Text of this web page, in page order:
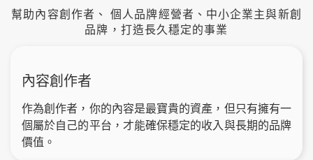
幫助內容創作者、 個人品牌經營者、中小企業主與新創
品牌，打造長久穩定的事業
內容創作者
作為創作者，你的內容是最寶貴的資產，但只有擁有一
個屬於自己的平台，才能確保穩定的收入與長期的品牌
價值。